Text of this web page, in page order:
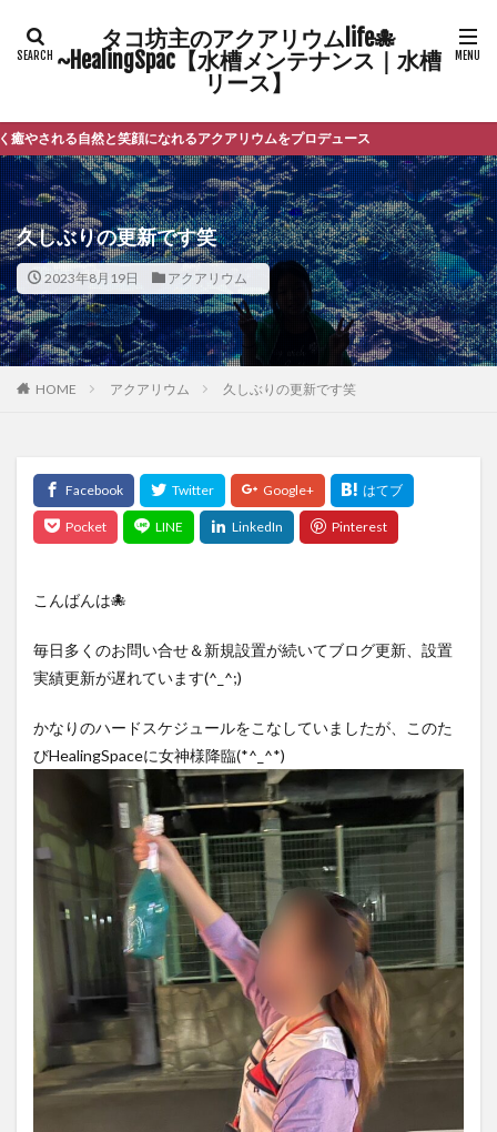
タコ坊主のアクアリウムlife🐙
~HealingSpac【水槽メンテナンス｜水槽
リース】
る自然と笑顔になれるアクアリウムをプロデュース
久しぶりの更新です笑
2023年8月19日 アクアリウム
HOME アクアリウム 久しぶりの更新です笑
こんばんは🐙
毎日多くのお問い合せ＆新規設置が続いてブログ更新、設置
実績更新が遅れています(^_^;)
かなりのハードスケジュールをこなしていましたが、このた
びHealingSpaceに女神様降臨(*^_^*)